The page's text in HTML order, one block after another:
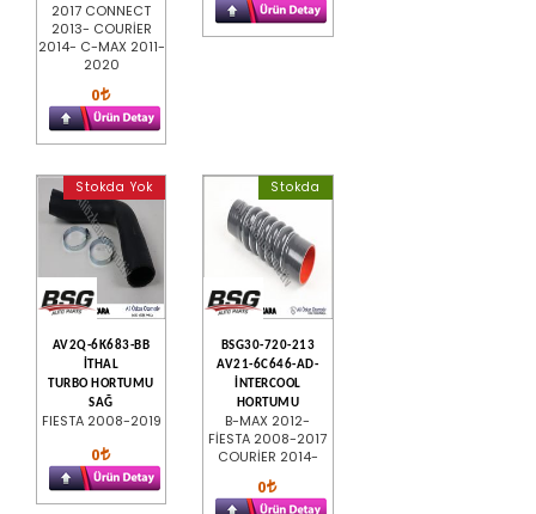
2017 CONNECT
2013- COURİER
2014- C-MAX 2011-
2020
0
Stokda Yok
AV2Q-6K683-BB
İTHAL
TURBO HORTUMU
SAĞ
FIESTA 2008-2019
0
Stokda
BSG30-720-213
AV21-6C646-AD-
İNTERCOOL
HORTUMU
B-MAX 2012-
FİESTA 2008-2017
COURİER 2014-
0